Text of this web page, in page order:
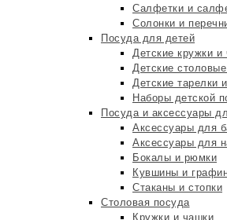
Салфетки и
Солонки и
Посуда для детей
Детские кружки и
Детские
Детские тарелки
Наборы детской
Посуда и аксессуары
Аксессуары для
Аксессуары для
Бокалы и рюмки
Кувшины и
Стаканы и стопки
Столовая посуда
Кружки и чашки